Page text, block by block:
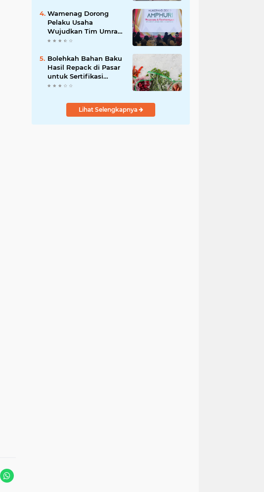
Wamenag Dorong
Pelaku Usaha
Wujudkan Tim Umrah
dan Haji Indonesia
Bolehkah Bahan Baku
Hasil Repack di Pasar
untuk Sertifikasi
Halal? Ini
Lihat Selengkapnya